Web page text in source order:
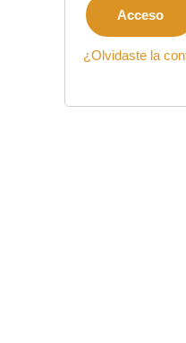
Acceso
¿Olvidaste la